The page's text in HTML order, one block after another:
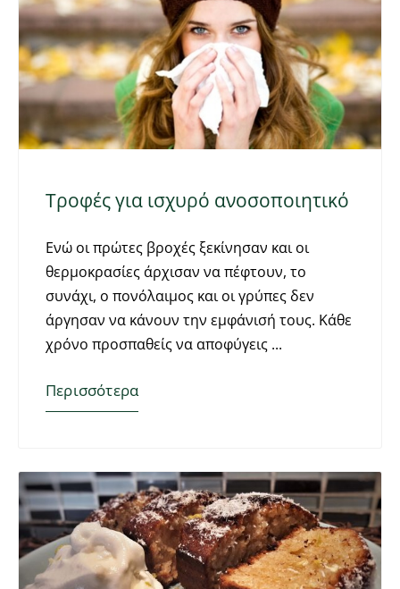
Τροφές για ισχυρό ανοσοποιητικό
Ενώ οι πρώτες βροχές ξεκίνησαν και οι
θερμοκρασίες άρχισαν να πέφτουν, το
συνάχι, ο πονόλαιμος και οι γρύπες δεν
άργησαν να κάνουν την εμφάνισή τους. Κάθε
χρόνο προσπαθείς να αποφύγεις
Περισσότερα